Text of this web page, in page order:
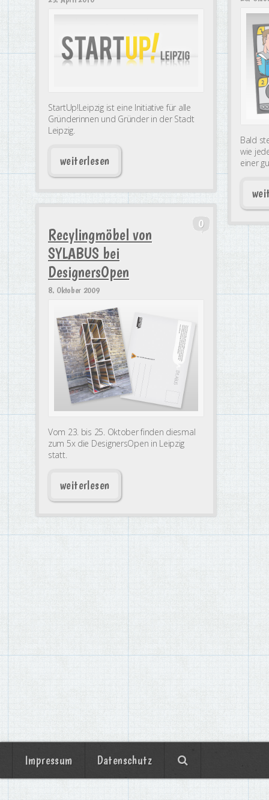
StartUp!Leipzig ist eine Initiative für alle
Gründerinnen und Gründer in der Stadt
Leipzig.
weiterlesen
Recylingmöbel von
SYLABUS bei
DesignersOpen
0
8. Oktober 2009
Vom 23. bis 25. Oktober finden diesmal
zum 5x die DesignersOpen in Leipzig
statt.
weiterlesen
Bald
wie
einer
Impressum Datenschutz